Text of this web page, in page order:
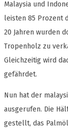
Malaysia und
leisten 85 Prozent
20 Jahren wurden
Tropenholz zu
Gleichzeitig wird
gefährdet.
Nun hat der
ausgerufen. Die
gestellt, das